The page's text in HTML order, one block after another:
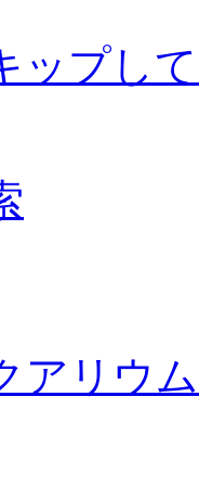
ップし
アリウム